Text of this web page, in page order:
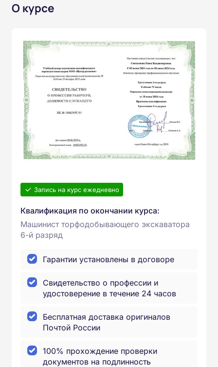
О курсе
Запись на курс ежедневно
Квалификация по окончании курса:
Машинист торфодобывающего экскаватора
6-й разряд
Гарантии установлены в договоре
Свидетельство о профессии и
удостоверение в течение 24 часов
Бесплатная доставка оригиналов
Почтой России
100% прохождение проверки
документов на подлинность